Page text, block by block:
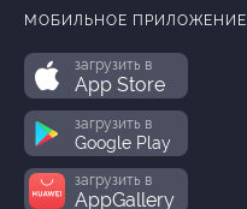
МОБИЛЬНОЕ ПРИЛОЖЕНИЕ
загрузить в
App Store
загрузить в
Google Play
загрузить в
AppGallery